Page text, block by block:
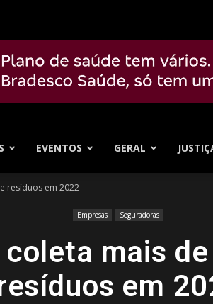
EVENTOS GERAL
resíduos em 2022
Empresas Seguradoras
mais
em